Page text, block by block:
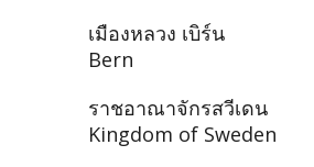
เมืองหลวง เบิร์น
Bern
ราชอาณาจักรสวีเดน
Kingdom of Sweden